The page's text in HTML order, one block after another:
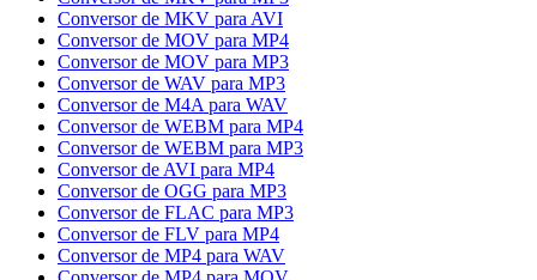
Conversor de MKV para AVI
Conversor de MOV para MP4
Conversor de MOV para MP3
Conversor de WAV para MP3
Conversor de M4A para WAV
Conversor de WEBM para MP4
Conversor de WEBM para MP3
Conversor de AVI para MP4
Conversor de OGG para MP3
Conversor de FLAC para MP3
Conversor de FLV para MP4
Conversor de MP4 para WAV